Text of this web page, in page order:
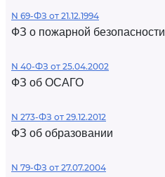
N 69-ФЗ от 21.12.1994
ФЗ о пожарной безопасности
N 40-ФЗ от 25.04.2002
ФЗ об ОСАГО
N 273-ФЗ от 29.12.2012
ФЗ об образовании
N 79-ФЗ от 27.07.2004